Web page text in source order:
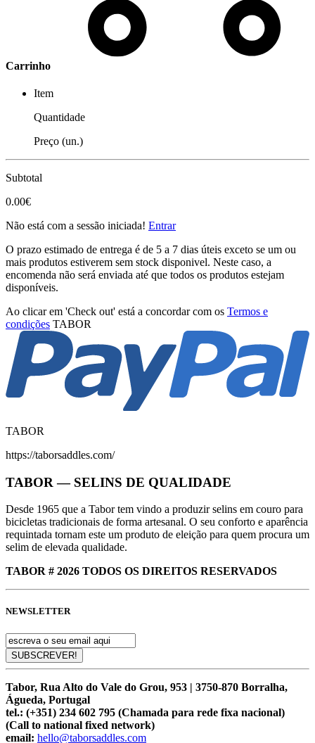
Carrinho
Item
Quantidade
Preço (un.)
Subtotal
0.00€
Não está com a sessão iniciada! Entrar
O prazo estimado de entrega é de 5 a 7 dias úteis exceto se um ou
mais produtos estiverem sem stock disponivel. Neste caso, a
encomenda não será enviada até que todos os produtos estejam
disponíveis.
Ao clicar em 'Check out' está a concordar com os Termos e
condições TABOR
TABOR
https://taborsaddles.com/
TABOR — SELINS DE QUALIDADE
Desde 1965 que a Tabor tem vindo a produzir selins em couro para
bicicletas tradicionais de forma artesanal. O seu conforto e aparência
requintada tornam este um produto de eleição para quem procura um
selim de elevada qualidade.
TABOR # 2026 TODOS OS DIREITOS RESERVADOS
NEWSLETTER
Tabor, Rua Alto do Vale do Grou, 953 | 3750-870 Borralha,
Águeda, Portugal
tel.: (+351) 234 602 795 (Chamada para rede fixa nacional)
(Call to national fixed network)
email: hello@taborsaddles.com